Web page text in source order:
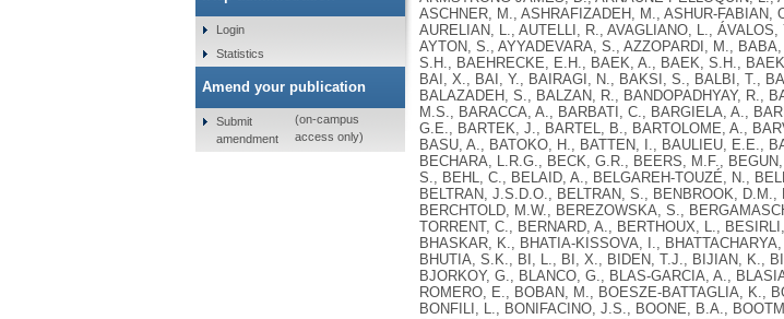
Login
Statistics
Amend your publication
Submit
amendment
(on-campus
access only)